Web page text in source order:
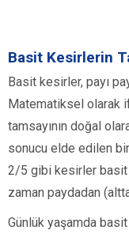
Basit Kesirlerin
Basit kesirler, payı
Matematiksel olarak
tamsayının doğal
sonucu elde edilen
2/5 gibi kesirler basit
zaman paydadan
Günlük yaşamda